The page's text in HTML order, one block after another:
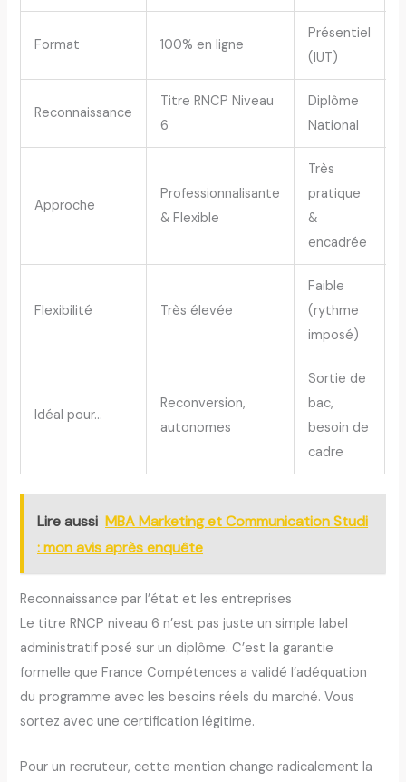
Format 100% en ligne
Présentiel
(IUT)
Reconnaissance
Titre RNCP Niveau
6
Diplôme
National
Approche
Professionnalisante
& Flexible
Très
pratique
&
encadrée
Flexibilité Très élevée
Faible
(rythme
imposé)
Idéal pour…
Reconversion,
autonomes
Sortie de
bac,
besoin de
cadre
Lire aussi MBA Marketing et Communication Studi
: mon avis après enquête
Reconnaissance par l’état et les entreprises
Le titre RNCP niveau 6 n’est pas juste un simple label
administratif posé sur un diplôme. C’est la garantie
formelle que France Compétences a validé l’adéquation
du programme avec les besoins réels du marché. Vous
sortez avec une certification légitime.
Pour un recruteur, cette mention change radicalement la